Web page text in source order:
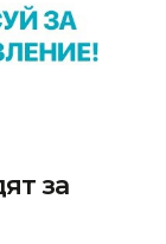
за